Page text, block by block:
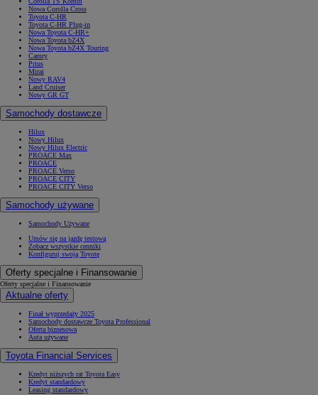
Nowa Corolla Cross
Toyota C-HR
Toyota C-HR Plug-in
Nowa Toyota C-HR+
Nowa Toyota bZ4X
Nowa Toyota bZ4X Touring
Camry
Prius
Mirai
Nowy RAV4
Land Cruiser
Nowy GR GT
Samochody dostawcze
Hilux
Nowy Hilux
Nowy Hilux Electric
PROACE Max
PROACE
PROACE Verso
PROACE CITY
PROACE CITY Verso
Samochody używane
Samochody Używane
Umów się na jazdę testową
Zobacz wszystkie cenniki
Konfiguruj swoją Toyotę
Oferty specjalne i Finansowanie
Oferty specjalne i Finansowanie
Aktualne oferty
Finał wyprzedaży 2025
Samochody dostawcze Toyota Professional
Oferta biznesowa
Auta używane
Toyota Financial Services
Kredyt niższych rat Toyota Easy
Kredyt standardowy
Leasing standardowy